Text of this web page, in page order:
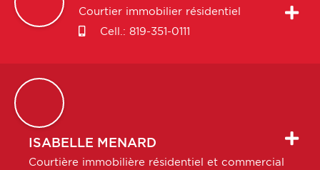
Courtier immobilier résidentiel
Cell.: 819-351-0111
ISABELLE MENARD
Courtière immobilière résidentiel et commercial